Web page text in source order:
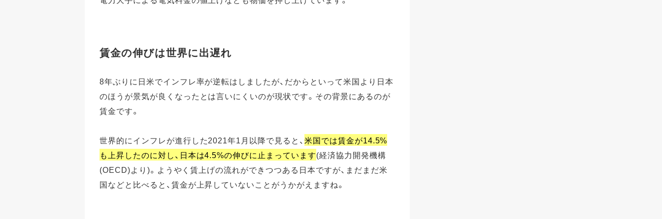
賃金の伸びは世界に出遅れ
8年ぶりに日米でインフレ率が逆転はしましたが、だからといって米国より日本
のほうが景気が良くなったとは言いにくいのが現状です。その背景にあるのが
賃金です。
世界的にインフレが進行した2021年1月以降で見ると、米国では賃金が14.5%
も上昇したのに対し、日本は4.5%の伸びに止まっています(経済協力開発機構
(OECD)より)。ようやく賃上げの流れができつつある日本ですが、まだまだ米
国などと比べると、賃金が上昇していないことがうかがえますね。